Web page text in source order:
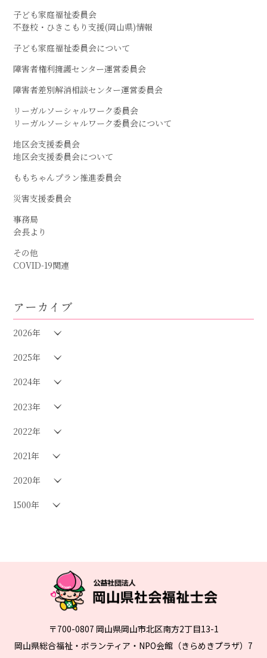
子ども家庭福祉委員会
不登校・ひきこもり支援(岡山県)情報
子ども家庭福祉委員会について
障害者権利擁護センター運営委員会
障害者差別解消相談センター運営委員会
リーガルソーシャルワーク委員会
リーガルソーシャルワーク委員会について
地区会支援委員会
地区会支援委員会について
ももちゃんプラン推進委員会
災害支援委員会
事務局
会長より
その他
COVID-19関連
アーカイブ
2026年
2025年
2024年
2023年
2022年
2021年
2020年
1500年
〒700-0807 岡山県岡山市北区南方2丁目13-1
岡山県総合福祉・ボランティア・NPO会館（きらめきプラザ）7